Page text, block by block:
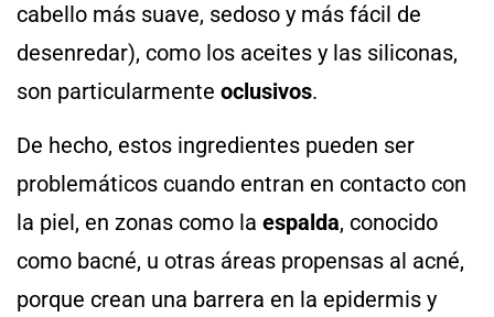
cabello más suave, sedoso y más fácil de
desenredar), como los aceites y las siliconas,
son particularmente oclusivos.
De hecho, estos ingredientes pueden ser
problemáticos cuando entran en contacto con
la piel, en zonas como la espalda, conocido
como bacné, u otras áreas propensas al acné,
porque crean una barrera en la epidermis y